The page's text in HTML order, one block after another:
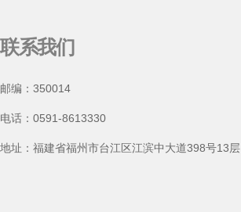
联系我们
邮编：350014
电话：0591-8613330
地址：福建省福州市台江区江滨中大道398号13层